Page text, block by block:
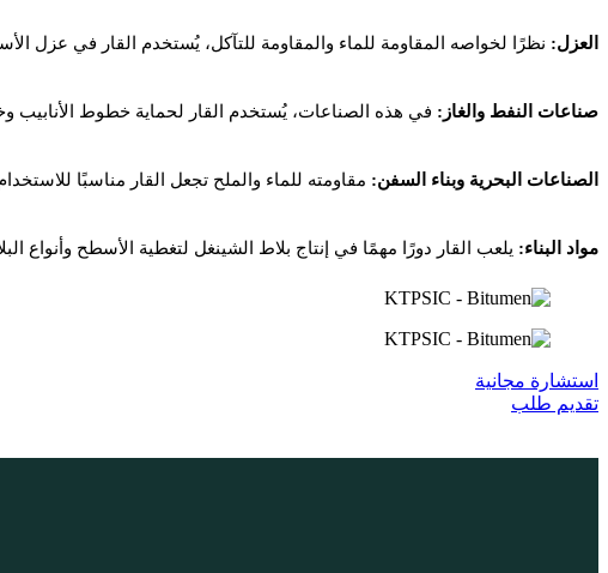
العزل: نظرًا لخواصه المقاومة للماء والمقاومة للتآكل، يُستخدم القار في عزل
صناعات النفط والغاز: في هذه الصناعات، يُستخدم القار لحماية خطوط الأنابيب
الصناعات البحرية وبناء السفن: مقاومته للماء والملح تجعل القار مناسبًا
مواد البناء: يلعب القار دورًا مهمًا في إنتاج بلاط الشينغل لتغطية الأسطح وأنواع
استشارة مجانية
تقديم طلب